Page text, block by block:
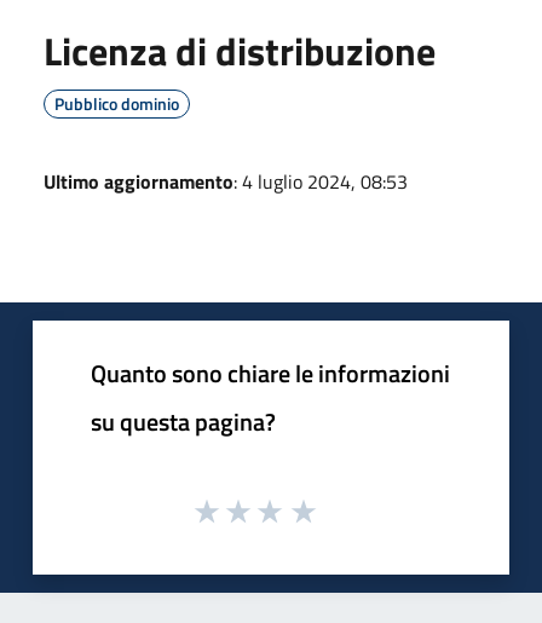
Licenza di distribuzione
Pubblico dominio
Ultimo aggiornamento: 4 luglio 2024, 08:53
Quanto sono chiare le informazioni
su questa pagina?